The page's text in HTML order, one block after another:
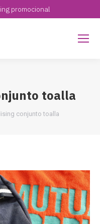
promocional
toalla
conjunto toalla